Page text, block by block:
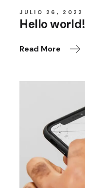
JULIO 26, 2022
Hello world!
Read More